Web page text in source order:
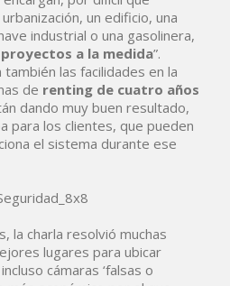
un edificio, una
industrial o una gasolinera,
a la medida”.
también las facilidades en la
de renting de cuatro años
dando muy buen resultado,
para los clientes, que pueden
el sistema durante ese
la charla resolvió muchas
lugares para ubicar
cámaras ‘falsas o